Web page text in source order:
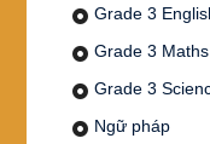
Grade 3
Grade 3
Grade 3
Ngữ pháp